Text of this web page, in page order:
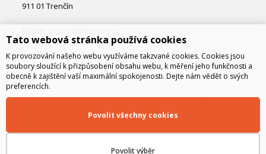
911 01 Trenčín
Telefon: +421 32 877 74 02
Tato webová stránka používá cookies
K provozování našeho webu využíváme takzvané cookies. Cookies jsou
soubory sloužící k přizpůsobení obsahu webu, k měření jeho funkčnosti a
obecně k zajištění vaší maximální spokojenosti. Dejte nám vědět o svých
preferencích.
Povolit výběr
Povolit všechny cookies